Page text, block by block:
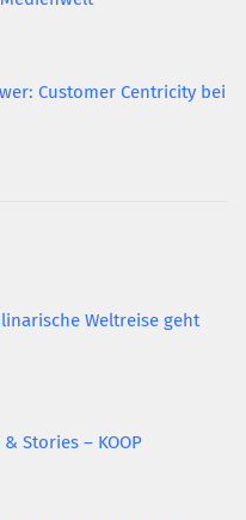
Customer Centricity bei
Weltreise geht
& Stories – KOOP